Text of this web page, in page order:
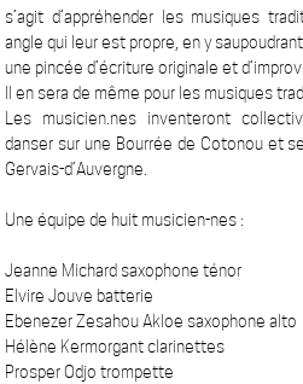
s’agit d’appréhender les musiques
angle qui leur est propre, en y
une pincée d’écriture originale et
Il en sera de même pour les musiques
Les musicien.nes inventeront
danser sur une Bourrée de Cotonou et
Gervais-d’Auvergne.
Une équipe de huit musicien-nes :
Jeanne Michard saxophone ténor
Elvire Jouve batterie
Ebenezer Zesahou Akloe saxophone alto
Hélène Kermorgant clarinettes
Prosper Odjo trompette